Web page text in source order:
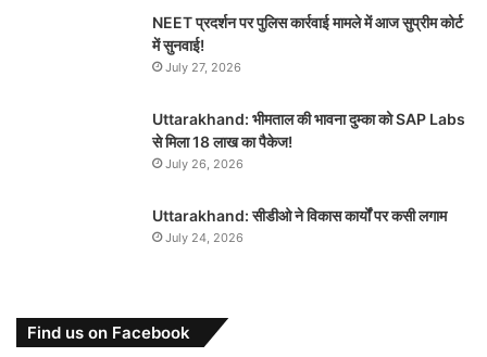
NEET प्रदर्शन पर पुलिस कार्रवाई मामले में आज सुप्रीम कोर्ट
में सुनवाई!
July 27, 2026
Uttarakhand: भीमताल की भावना दुम्का को SAP Labs
से मिला 18 लाख का पैकेज!
July 26, 2026
Uttarakhand: सीडीओ ने विकास कार्यों पर कसी लगाम
July 24, 2026
Find us on Facebook